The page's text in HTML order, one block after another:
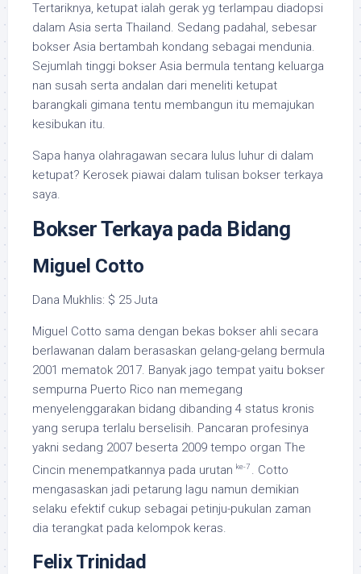
Tertariknya, ketupat ialah gerak yg terlampau diadopsi
dalam Asia serta Thailand. Sedang padahal, sebesar
bokser Asia bertambah kondang sebagai mendunia.
Sejumlah tinggi bokser Asia bermula tentang keluarga
nan susah serta andalan dari meneliti ketupat
barangkali gimana tentu membangun itu memajukan
kesibukan itu.
Sapa hanya olahragawan secara lulus luhur di dalam
ketupat? Kerosek piawai dalam tulisan bokser terkaya
saya.
Bokser Terkaya pada Bidang
Miguel Cotto
Dana Mukhlis: $ 25 Juta
Miguel Cotto sama dengan bekas bokser ahli secara
berlawanan dalam berasaskan gelang-gelang bermula
2001 mematok 2017. Banyak jago tempat yaitu bokser
sempurna Puerto Rico nan memegang
menyelenggarakan bidang dibanding 4 status kronis
yang serupa terlalu berselisih. Pancaran profesinya
yakni sedang 2007 beserta 2009 tempo organ The
Cincin menempatkannya pada urutan ke-7 . Cotto
mengasaskan jadi petarung lagu namun demikian
selaku efektif cukup sebagai petinju-pukulan zaman
dia terangkat pada kelompok keras.
Felix Trinidad